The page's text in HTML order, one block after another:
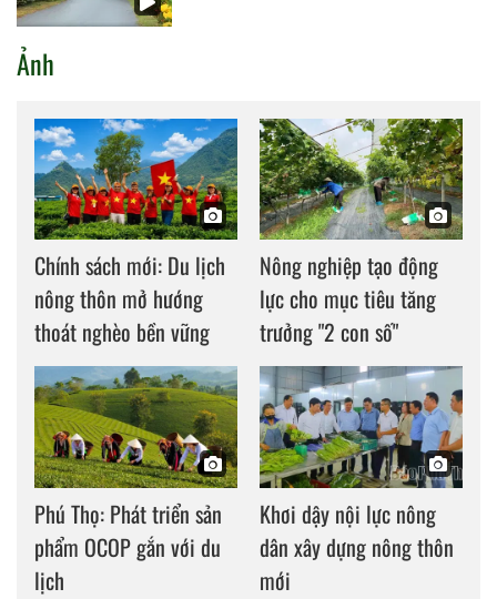
Ảnh
Chính sách mới: Du lịch
nông thôn mở hướng
thoát nghèo bền vững
Nông nghiệp tạo động
lực cho mục tiêu tăng
trưởng "2 con số"
Phú Thọ: Phát triển sản
phẩm OCOP gắn với du
lịch
Khơi dậy nội lực nông
dân xây dựng nông thôn
mới